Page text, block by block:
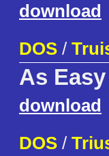
download
DOS /
As
download
DOS /